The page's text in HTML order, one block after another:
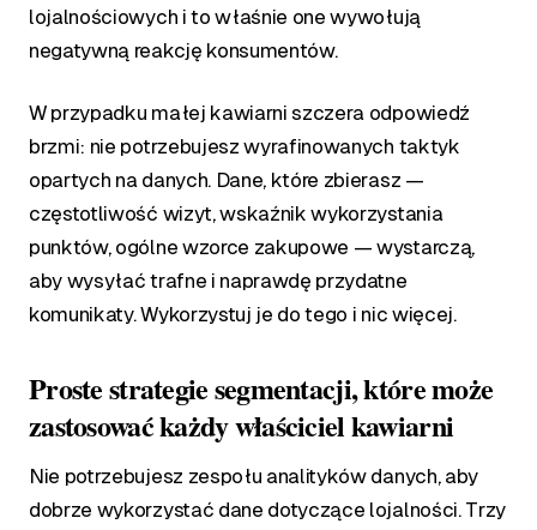
lojalnościowych i to właśnie one wywołują
negatywną reakcję konsumentów.
W przypadku małej kawiarni szczera odpowiedź
brzmi: nie potrzebujesz wyrafinowanych taktyk
opartych na danych. Dane, które zbierasz —
częstotliwość wizyt, wskaźnik wykorzystania
punktów, ogólne wzorce zakupowe — wystarczą,
aby wysyłać trafne i naprawdę przydatne
komunikaty. Wykorzystuj je do tego i nic więcej.
Proste strategie segmentacji, które może
zastosować każdy właściciel kawiarni
Nie potrzebujesz zespołu analityków danych, aby
dobrze wykorzystać dane dotyczące lojalności. Trzy